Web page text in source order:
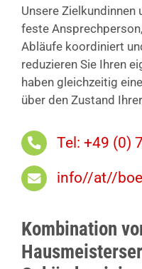
Unsere Zielkundinnen
feste
Abläufe koordiniert
reduzieren Sie Ihren
haben gleichzeitig
über den Zustand
Tel: +49 (0)
info//at//
Kombination